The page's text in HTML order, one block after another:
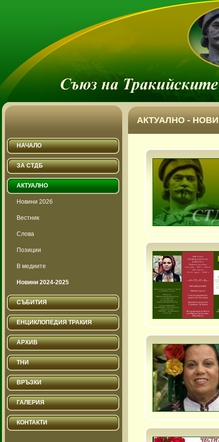
АКТУАЛНО -
НАЧАЛО
ЗА СТДБ
АКТУАЛНО
Новини 2026
Вестник
Слова
Позиции
В медиите
Новини 2024-2025
СЪБИТИЯ
ЕНЦИКЛОПЕДИЯ ТРАКИЯ
АРХИВ
ТНИ
ВРЪЗКИ
ГАЛЕРИЯ
КОНТАКТИ